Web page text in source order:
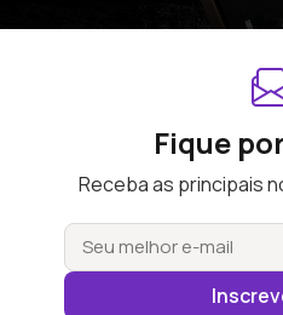
Fique
Receba as principais